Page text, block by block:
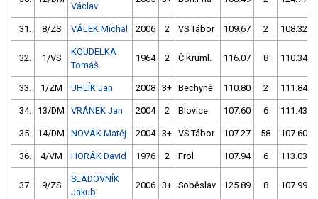
Václav
31. 8/ZS VÁLEK Michal 2006 2 VS Tábor 109.67 2 108.32
32. 1/VS
KOUDELKA
Tomáš
1964 2 Č.Kruml. 116.07 8 110.34
33. 1/ZM UHLÍK Jan 2008 3+ Bechyně 110.80 2 111.84
34. 13/DM VRÁNEK Jan 2004 2 Blovice 107.60 6 111.43
35. 14/DM NOVÁK Matěj 2004 3+ VS Tábor 107.27 58 107.60
36. 4/VM HORÁK David 1976 2 Frol 107.94 6 113.03
37. 9/ZS
SLADOVNÍK
Jakub
2006 3+ Soběslav 125.89 8 107.99